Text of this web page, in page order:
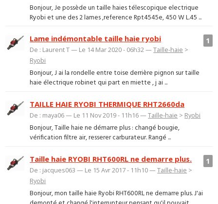
Bonjour, Je possède un taille haies télescopique electrique
Ryobi et une des 2 lames ,reference Rpt4545e, 450 W L.45 ...
1
Lame indémontable taille haie ryobi
De : Laurent T — Le 14 Mar 2020 - 06h32 —Taille-haie >
Ryobi
Bonjour, J ai la rondelle entre toise derrière pignon sur taille
haie électrique robinet qui part en miette , j ai ...
TAILLE HAIE RYOBI THERMIQUE RHT2660da
De : maya06 — Le 11 Nov 2019 - 11h16 —Taille-haie > Ryobi
Bonjour, Taille haie ne démarre plus : changé bougie,
vérification filtre air, resserer carburateur. Rangé ...
1
Taille haie RYOBI RHT600RL ne demarre plus.
De : jacques063 — Le 15 Avr 2017 - 11h10 —Taille-haie >
Ryobi
Bonjour, mon taille haie Ryobi RHT600RL ne demarre plus. J'ai